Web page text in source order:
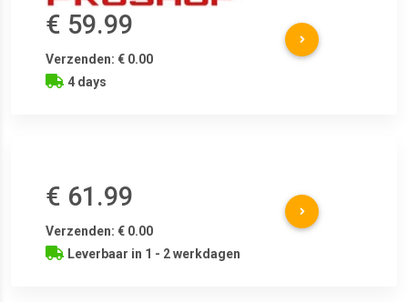
€ 59.99
Verzenden: € 0.00
4 days
€ 61.99
Verzenden: € 0.00
Leverbaar in 1 - 2 werkdagen